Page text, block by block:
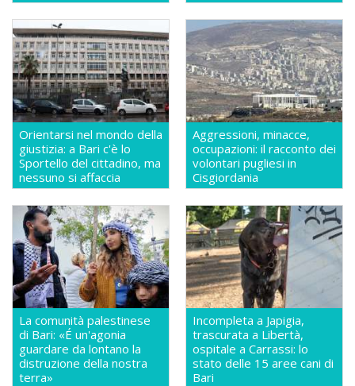
Orientarsi nel mondo della
giustizia: a Bari c'è lo
Sportello del cittadino, ma
nessuno si affaccia
Aggressioni, minacce,
occupazioni: il racconto dei
volontari pugliesi in
Cisgiordania
La comunità palestinese
di Bari: «É un'agonia
guardare da lontano la
distruzione della nostra
terra»
Incompleta a Japigia,
trascurata a Libertà,
ospitale a Carrassi: lo
stato delle 15 aree cani di
Bari